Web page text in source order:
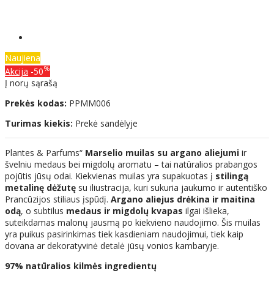
Naujiena
Akcija -50%
Į norų sąrašą
Prekės kodas: PPMM006
Turimas kiekis: Prekė sandėlyje
Plantes & Parfums“ Marselio muilas su argano aliejumi ir
švelniu medaus bei migdolų aromatu – tai natūralios prabangos
pojūtis jūsų odai. Kiekvienas muilas yra supakuotas į stilingą
metalinę dėžutę su iliustracija, kuri sukuria jaukumo ir autentiško
Prancūzijos stiliaus įspūdį. Argano aliejus drėkina ir maitina
odą, o subtilus medaus ir migdolų kvapas ilgai išlieka,
suteikdamas malonų jausmą po kiekvieno naudojimo. Šis muilas
yra puikus pasirinkimas tiek kasdieniam naudojimui, tiek kaip
dovana ar dekoratyvinė detalė jūsų vonios kambaryje.
97% natūralios kilmės ingredientų